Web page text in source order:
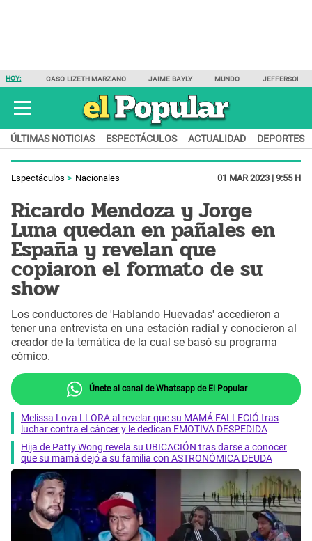
HOY: CASO LIZETH MARZANO JAIME BAYLY MUNDO JEFFERSON
ÚLTIMAS NOTICIAS ESPECTÁCULOS ACTUALIDAD DEPORTES
Espectáculos Nacionales 01 MAR 2023 | 9:55 H
Ricardo Mendoza y Jorge
Luna quedan en pañales en
España y revelan que
copiaron el formato de su
show
Los conductores de 'Hablando Huevadas' accedieron a
tener una entrevista en una estación radial y conocieron al
creador de la temática de la cual se basó su programa
cómico.
Únete al canal de Whatsapp de El Popular
Melissa Loza LLORA al revelar que su MAMÁ FALLECIÓ tras
luchar contra el cáncer y le dedican EMOTIVA DESPEDIDA
Hija de Patty Wong revela su UBICACIÓN tras darse a conocer
que su mamá dejó a su familia con ASTRONÓMICA DEUDA